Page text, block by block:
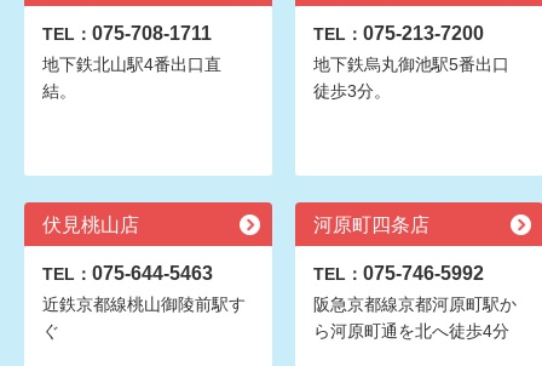
TEL： 075-708-1711
地下鉄北山駅4番出口直
結。
TEL： 075-213-7200
地下鉄烏丸御池駅5番出口
徒歩3分。
伏見桃山店
TEL： 075-644-5463
近鉄京都線桃山御陵前駅す
ぐ
河原町四条店
TEL： 075-746-5992
阪急京都線京都河原町駅か
ら河原町通を北へ徒歩4分